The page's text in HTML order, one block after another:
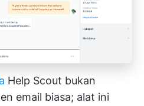
Help Scout bukan
email biasa; alat ini